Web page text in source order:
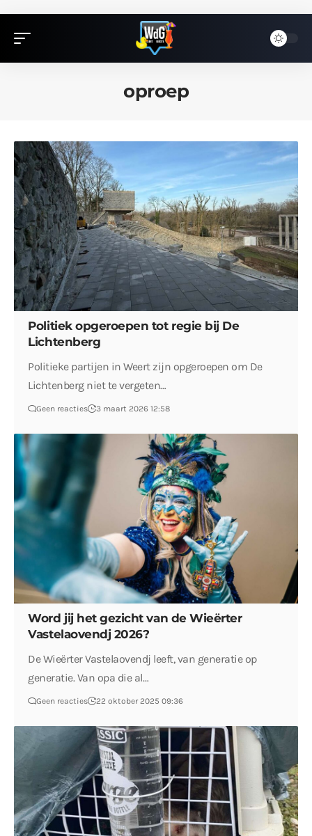
oproep
Politiek opgeroepen tot regie bij De
Lichtenberg
Politieke partijen in Weert zijn opgeroepen om De
Lichtenberg niet te vergeten…
Geen reacties 3 maart 2026 12:58
Word jij het gezicht van de Wieërter
Vastelaovendj 2026?
De Wieërter Vastelaovendj leeft, van generatie op
generatie. Van opa die al…
Geen reacties 22 oktober 2025 09:36